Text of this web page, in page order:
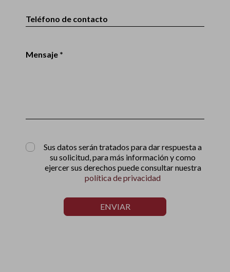
Teléfono de contacto
Mensaje *
Sus datos serán tratados para dar respuesta a
su solicitud, para más información y como
ejercer sus derechos puede consultar nuestra
política de privacidad
ENVIAR